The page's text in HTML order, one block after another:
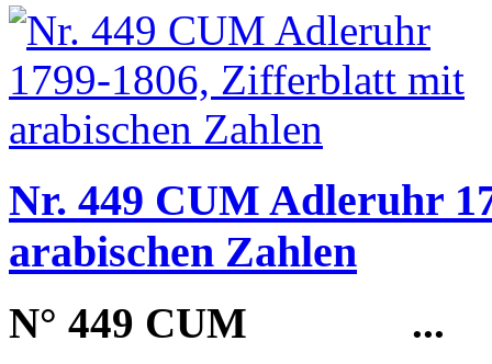
Nr. 449 CUM Adleruhr
arabischen Zahlen
N° 449 CUM ...